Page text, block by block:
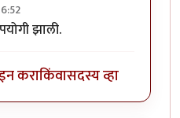
झाली.
कराकिंवासदस्य व्हा